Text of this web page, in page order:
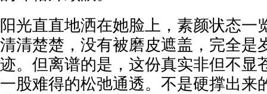
阳光直直地洒在她脸上，素颜状态一
清清楚楚，没有被磨皮遮盖，完全是
迹。但离谱的是，这份真实非但不显
一股难得的松弛通透。不是硬撑出来